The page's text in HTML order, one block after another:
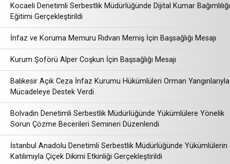
Kocaeli Denetimli Serbestlik Müdürlüğünde Dijital Kumar Bağımlılığı
Eğitimi Gerçekleştirildi
İnfaz ve Koruma Memuru Rıdvan Memiş İçin Başsağlığı Mesajı
Kurum Şoförü Alper Coşkun İçin Başsağlığı Mesajı
Balıkesir Açık Ceza İnfaz Kurumu Hükümlüleri Orman Yangınlarıyla
Mücadeleye Destek Verdi
Bolvadin Denetimli Serbestlik Müdürlüğünde Yükümlülere Yönelik
Sorun Çözme Becerileri Semineri Düzenlendi
İstanbul Anadolu Denetimli Serbestlik Müdürlüğünde Yükümlülerin
Katılımıyla Çiçek Dikimi Etkinliği Gerçekleştirildi